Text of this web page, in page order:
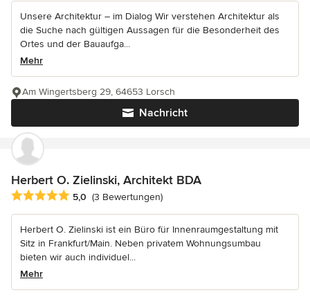
Unsere Architektur – im Dialog Wir verstehen Architektur als
die Suche nach gültigen Aussagen für die Besonderheit des
Ortes und der Bauaufga...
Mehr
Nachricht
Am Wingertsberg 29, 64653 Lorsch
Herbert O. Zielinski, Architekt BDA
Durchschnittliche Bewertung: 5 von 5 Sternen
5,0 (3 Bewertungen)
Herbert O. Zielinski ist ein Büro für Innenraumgestaltung mit
Sitz in Frankfurt/Main. Neben privatem Wohnungsumbau
bieten wir auch individuel...
Mehr